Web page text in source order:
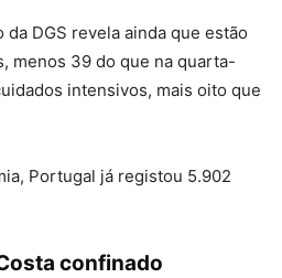
DGS revela ainda que estão
menos 39 do que na quarta-
intensivos, mais oito que
Portugal já registou 5.902
confinado